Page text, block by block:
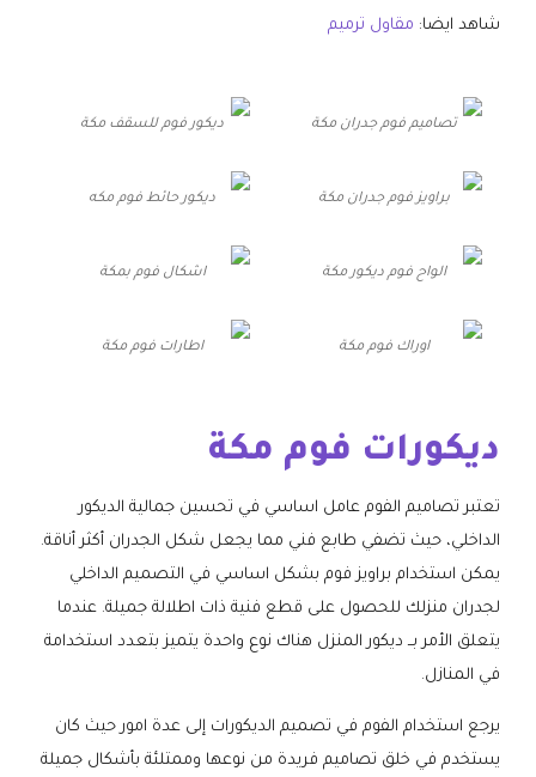
شاهد ايضا: مقاول ترميم
تصاميم فوم جدران مكة ديكور فوم للسقف مكة
براويز فوم جدران مكة ديكور حائط فوم مكه
الواح فوم ديكور مكة اشكال فوم بمكة
اوراك فوم مكة اطارات فوم مكة
ديكورات فوم مكة
تعتبر تصاميم الفوم عامل اساسي في تحسين جمالية الديكور
الداخلي، حيث تضفي طابع فني مما يجعل شكل الجدران أكثر أناقة.
يمكن استخدام براويز فوم بشكل اساسي في التصميم الداخلي
لجدران منزلك للحصول على قطع فنية ذات اطلالة جميلة. عندما
يتعلق الأمر بــ ديكور المنزل هناك نوع واحدة يتميز بتعدد استخدامة
في المنازل.
يرجع استخدام الفوم في تصميم الديكورات إلى عدة امور حيث كان
يستخدم في خلق تصاميم فريدة من نوعها وممتلئة بأشكال جميلة